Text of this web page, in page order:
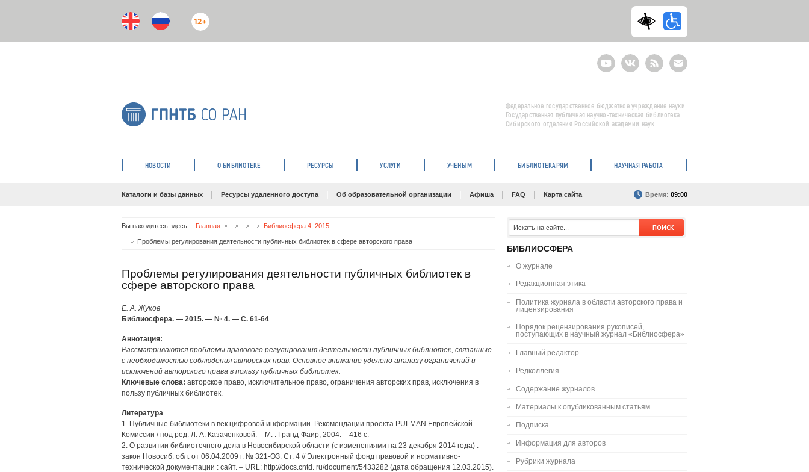
12+
YoutubeВКонтактеRSS
E-
mail
подписка
Федеральное государственное бюджетное учреждение науки
Государственная публичная научно-техническая библиотека
Сибирского отделения Российской академии наук
НОВОСТИ О БИБЛИОТЕКЕ РЕСУРСЫ УСЛУГИ УЧЕНЫМ БИБЛИОТЕКАРЯМ НАУЧНАЯ РАБОТА
Каталоги и базы данных Ресурсы удаленного доступа Об образовательной организации Афиша FAQ Карта сайта Время: 09:00
Вы находитесь здесь: Главная Библиосфера 4, 2015
Проблемы регулирования деятельности публичных библиотек в сфере авторского права
Проблемы регулирования деятельности публичных библиотек в
сфере авторского права
Е. А. Жуков
Библиосфера. — 2015. — № 4. — С. 61-64
Аннотация:
Рассматриваются проблемы правового регулирования деятельности публичных библиотек, связанные
с необходимостью соблюдения авторских прав. Основное внимание уделено анализу ограничений и
исключений авторского права в пользу публичных библиотек.
Ключевые слова: авторское право, исключительное право, ограничения авторских прав, исключения в
пользу публичных библиотек.
Литература
1. Публичные библиотеки в век цифровой информации. Рекомендации проекта PULMAN Европейской
Комиссии / под ред. Л. А. Казаченковой. – М. : Гранд-Фаир, 2004. – 416 с.
2. О развитии библиотечного дела в Новосибирской области (с изменениями на 23 декабря 2014 года) :
закон Новосиб. обл. от 06.04.2009 г. № 321-ОЗ. Ст. 4 // Электронный фонд правовой и нормативно-
технической документации : сайт. – URL: http://docs.cntd. ru/document/5433282 (дата обращения 12.03.2015).
БИБЛИОСФЕРА
О журнале
Редакционная этика
Политика журнала в области авторского права и
лицензирования
Порядок рецензирования рукописей,
поступающих в научный журнал «Библиосфера»
Главный редактор
Редколлегия
Содержание журналов
Материалы к опубликованным статьям
Подписка
Информация для авторов
Рубрики журнала